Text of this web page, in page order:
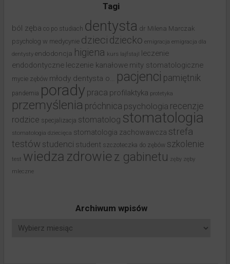
Tagi
ból zęba co po studiach dentysta dr Milena Marczak
psycholog w medycynie dzieci dziecko emigracja emigracja dla
dentysty endodoncja higiena kurs lajfstajl leczenie
endodontyczne leczenie kanałowe mity stomatologiczne
mycie zębów młody dentysta o… pacjenci pamiętnik
pandemia porady praca profilaktyka protetyka
przemyślenia próchnica psychologia recenzje
rodzice specjalizacja stomatolog stomatologia
stomatologia dziecięca stomatologia zachowawcza strefa
testów studenci student szczoteczka do zębów szkolenie
test wiedza zdrowie z gabinetu zęby zęby
mleczne
Archiwum wpisów